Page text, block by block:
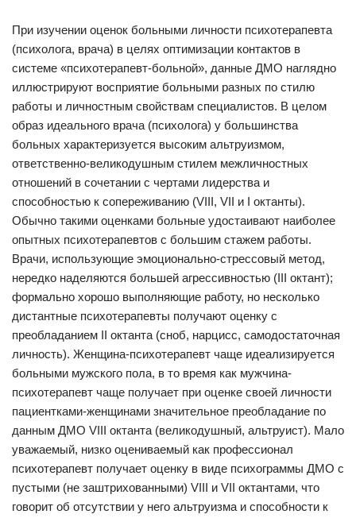
При изучении оценок больными личности психотерапевта
(психолога, врача) в целях оптимизации контактов в
системе «психотерапевт-больной», данные ДМО наглядно
иллюстрируют восприятие больными разных по стилю
работы и личностным свойствам специалистов. В целом
образ идеального врача (психолога) у большинства
больных характеризуется высоким альтруизмом,
ответственно-великодушным стилем межличностных
отношений в сочетании с чертами лидерства и
способностью к сопереживанию (VIII, VII и I октанты).
Обычно такими оценками больные удостаивают наиболее
опытных психотерапевтов с большим стажем работы.
Врачи, использующие эмоционально-стрессовый метод,
нередко наделяются большей агрессивностью (III октант);
формально хорошо выполняющие работу, но несколько
дистантные психотерапевты получают оценку с
преобладанием II октанта (сноб, нарцисс, самодостаточная
личность). Женщина-психотерапевт чаще идеализируется
больными мужского пола, в то время как мужчина-
психотерапевт чаще получает при оценке своей личности
пациентками-женщинами значительное преобладание по
данным ДМО VIII октанта (великодушный, альтруист). Мало
уважаемый, низко оцениваемый как профессионал
психотерапевт получает оценку в виде психограммы ДМО с
пустыми (не заштрихованными) VIII и VII октантами, что
говорит об отсутствии у него альтруизма и способности к